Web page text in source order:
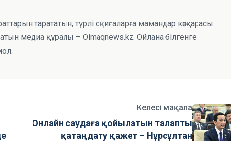
тарататын, түрлі оқиғаларға мамандар көзқарасы
медиа құралы – Oimaqnews.kz. Ойлана білгенге
Келесі мақала
Онлайн саудаға қойылатын талапты
қатаңдату қажет – Нұрсұлтан